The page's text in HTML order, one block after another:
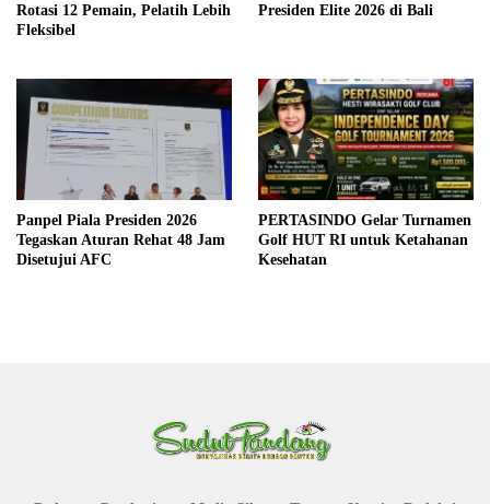
Rotasi 12 Pemain, Pelatih Lebih
Fleksibel
Presiden Elite 2026 di Bali
Panpel Piala Presiden 2026
Tegaskan Aturan Rehat 48 Jam
Disetujui AFC
PERTASINDO Gelar Turnamen
Golf HUT RI untuk Ketahanan
Kesehatan